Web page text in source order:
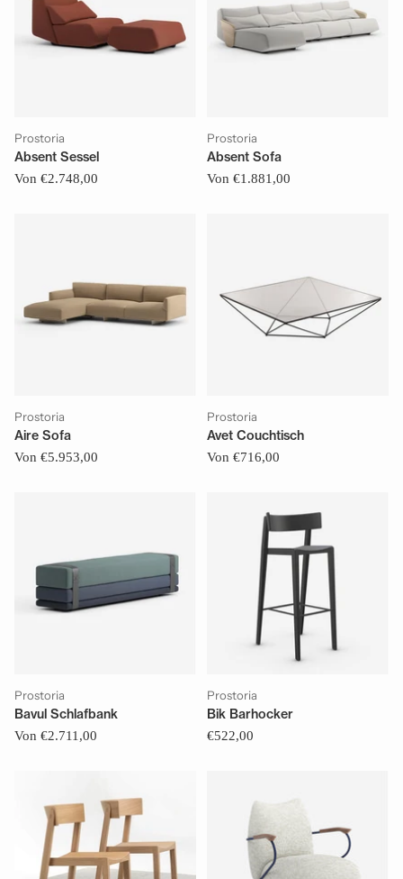
Prostoria
Absent Sessel
Von €2.748,00
Prostoria
Absent Sofa
Von €1.881,00
Prostoria
Aire Sofa
Von €5.953,00
Prostoria
Avet Couchtisch
Von €716,00
Prostoria
Bavul Schlafbank
Von €2.711,00
Prostoria
Bik Barhocker
€522,00